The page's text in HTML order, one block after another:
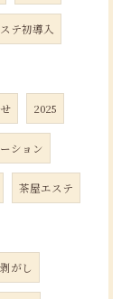
テ初導入
2025
ション
茶屋エステ
がし